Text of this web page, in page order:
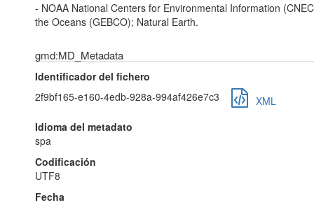
- NOAA National Centers for Environmental Information
the Oceans (GEBCO); Natural Earth.
gmd:MD_Metadata
Identificador del fichero
2f9bf165-e160-4edb-928a-994af426e7c3
XML
Idioma del metadato
spa
Codificación
UTF8
Fecha